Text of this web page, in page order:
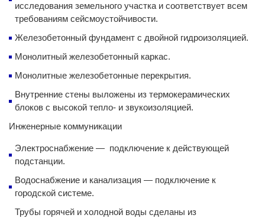
исследования земельного участка и соответствует всем
требованиям сейсмоустойчивости.
Железобетонный фундамент с двойной гидроизоляцией.
Монолитный железобетонный каркас.
Монолитные железобетонные перекрытия.
Внутренние стены выложены из термокерамических
блоков с высокой тепло- и звукоизоляцией.
Инженерные коммуникации
Электроснабжение — подключение к действующей
подстанции.
Водоснабжение и канализация — подключение к
городской системе.
Трубы горячей и холодной воды сделаны из